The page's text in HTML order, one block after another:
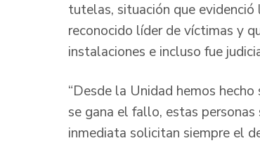
tutelas, situación que
reconocido líder de víctimas y
instalaciones e incluso fue
“Desde la Unidad hemos
se gana el fallo, estas
inmediata solicitan siempre el